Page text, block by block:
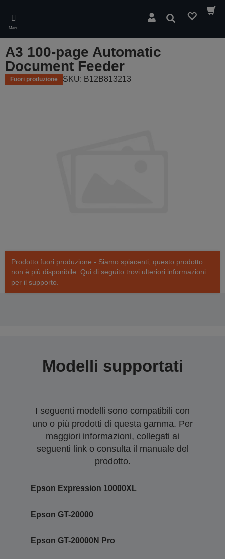
main
content
Menu
Cerca
A3 100-page Automatic
Document Feeder
Fuori produzione SKU: B12B813213
Prodotto fuori produzione - Siamo spiacenti, questo prodotto
non è più disponibile. Qui di seguito trovi ulteriori informazioni
per il supporto.
Modelli supportati
I seguenti modelli sono compatibili con
uno o più prodotti di questa gamma. Per
maggiori informazioni, collegati ai
seguenti link o consulta il manuale del
prodotto.
Epson Expression 10000XL
Epson GT-20000
Epson GT-20000N Pro